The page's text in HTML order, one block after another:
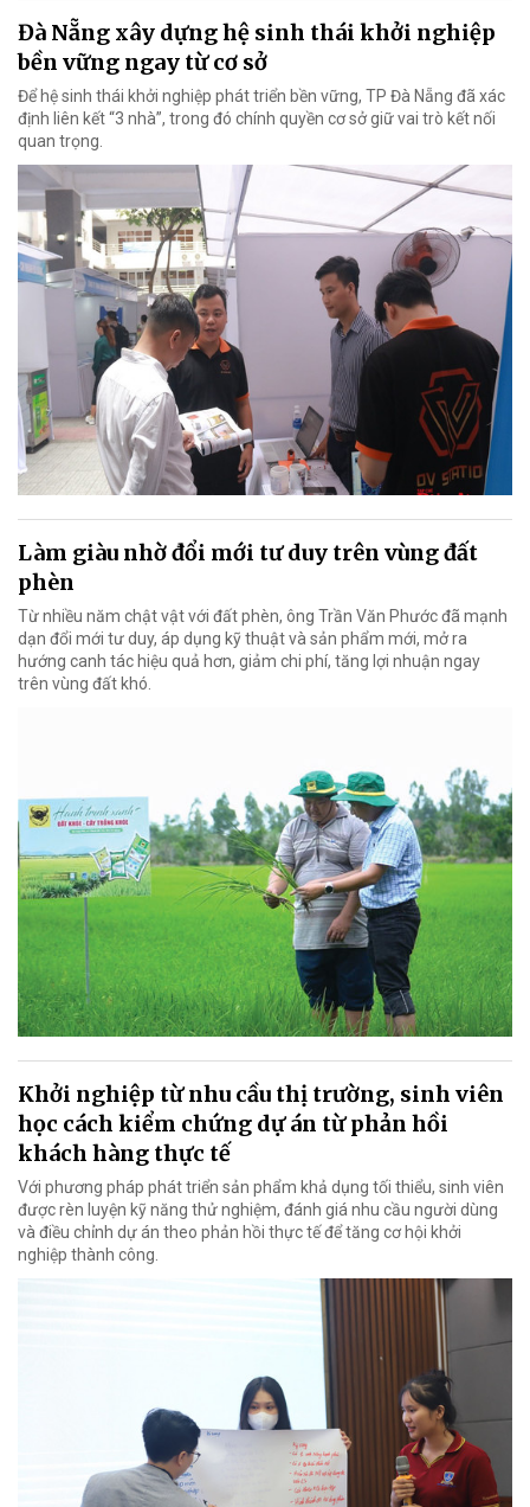
Đà Nẵng xây dựng hệ sinh thái khởi nghiệp
bền vững ngay từ cơ sở
Để hệ sinh thái khởi nghiệp phát triển bền vững, TP Đà Nẵng đã xác
định liên kết “3 nhà”, trong đó chính quyền cơ sở giữ vai trò kết nối
quan trọng.
Làm giàu nhờ đổi mới tư duy trên vùng đất
phèn
Từ nhiều năm chật vật với đất phèn, ông Trần Văn Phước đã mạnh
dạn đổi mới tư duy, áp dụng kỹ thuật và sản phẩm mới, mở ra
hướng canh tác hiệu quả hơn, giảm chi phí, tăng lợi nhuận ngay
trên vùng đất khó.
Khởi nghiệp từ nhu cầu thị trường, sinh viên
học cách kiểm chứng dự án từ phản hồi
khách hàng thực tế
Với phương pháp phát triển sản phẩm khả dụng tối thiểu, sinh viên
được rèn luyện kỹ năng thử nghiệm, đánh giá nhu cầu người dùng
và điều chỉnh dự án theo phản hồi thực tế để tăng cơ hội khởi
nghiệp thành công.